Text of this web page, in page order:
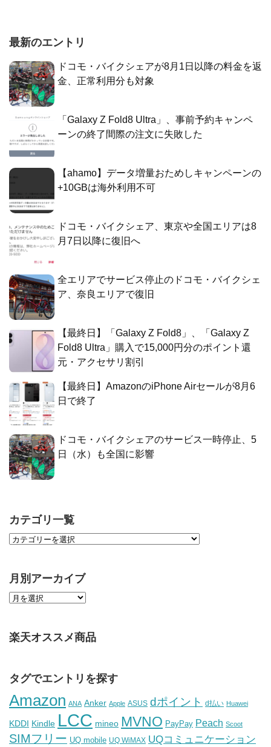
最新のエントリ
ドコモ・バイクシェアが8月1日以降の料金を返
金、正常利用分も対象
「Galaxy Z Fold8 Ultra」、事前予約キャンペ
ーンの終了間際の注文に失敗した
【ahamo】データ増量おためしキャンペーンの
+10GBは海外利用不可
ドコモ・バイクシェア、東京や全国エリアは8
月7日以降に復旧へ
全エリアでサービス停止のドコモ・バイクシェ
ア、奈良エリアで復旧
【最終日】「Galaxy Z Fold8」、「Galaxy Z
Fold8 Ultra」購入で15,000円分のポイント還
元・アクセサリ割引
【最終日】AmazonのiPhone Airセールが8月6
日で終了
ドコモ・バイクシェアのサービス一時停止、5
日（水）も全国に影響
カテゴリ一覧
月別アーカイブ
楽天オススメ商品
タグでエントリを探す
Amazon ANA Anker Apple ASUS dポイント d払い Huawei
KDDI Kindle LCC mineo MVNO PayPay Peach Scoot
SIMフリー UQ mobile UQ WiMAX UQコミュニケーション